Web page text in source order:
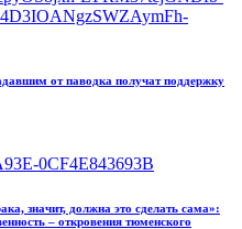
от паводка получат поддержку
значит, должна это сделать сама»:
– откровения тюменского